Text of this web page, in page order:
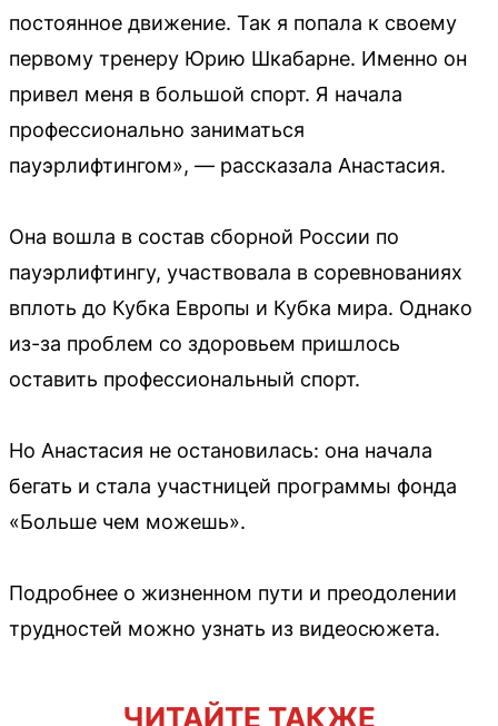
постоянное движение. Так я попала к своему
первому тренеру Юрию Шкабарне. Именно он
привел меня в большой спорт. Я начала
профессионально заниматься
пауэрлифтингом», — рассказала Анастасия.
Она вошла в состав сборной России по
пауэрлифтингу, участвовала в соревнованиях
вплоть до Кубка Европы и Кубка мира. Однако
из-за проблем со здоровьем пришлось
оставить профессиональный спорт.
Но Анастасия не остановилась: она начала
бегать и стала участницей программы фонда
«Больше чем можешь».
Подробнее о жизненном пути и преодолении
трудностей можно узнать из видеосюжета.
ЧИТАЙТЕ ТАКЖЕ